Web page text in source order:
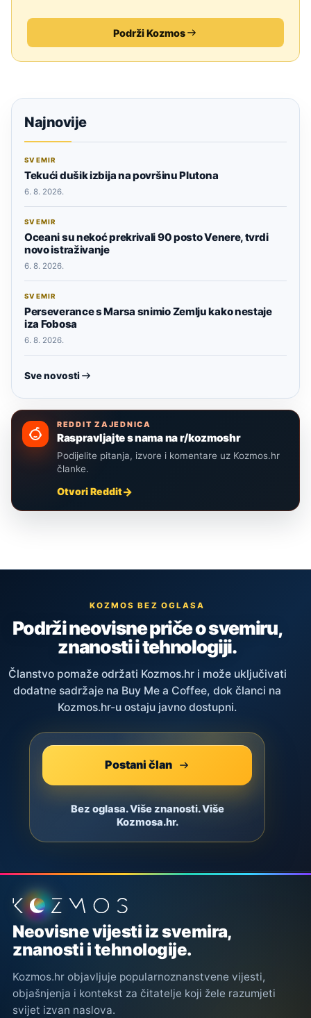
Podrži Kozmos
Najnovije
SVEMIR
Tekući dušik izbija na površinu Plutona
6. 8. 2026.
SVEMIR
Oceani su nekoć prekrivali 90 posto Venere, tvrdi
novo istraživanje
6. 8. 2026.
SVEMIR
Perseverance s Marsa snimio Zemlju kako nestaje
iza Fobosa
6. 8. 2026.
Sve novosti
REDDIT ZAJEDNICA
Raspravljajte s nama na r/kozmoshr
Podijelite pitanja, izvore i komentare uz Kozmos.hr
članke.
Otvori Reddit
KOZMOS BEZ OGLASA
Podrži neovisne priče o svemiru,
znanosti i tehnologiji.
Članstvo pomaže održati Kozmos.hr i može uključivati
dodatne sadržaje na Buy Me a Coffee, dok članci na
Kozmos.hr-u ostaju javno dostupni.
Postani član
Bez oglasa. Više znanosti. Više
Kozmosa.hr.
Podnožje stranice
Neovisne vijesti iz svemira,
znanosti i tehnologije.
Kozmos.hr objavljuje popularnoznanstvene vijesti,
objašnjenja i kontekst za čitatelje koji žele razumjeti
svijet izvan naslova.